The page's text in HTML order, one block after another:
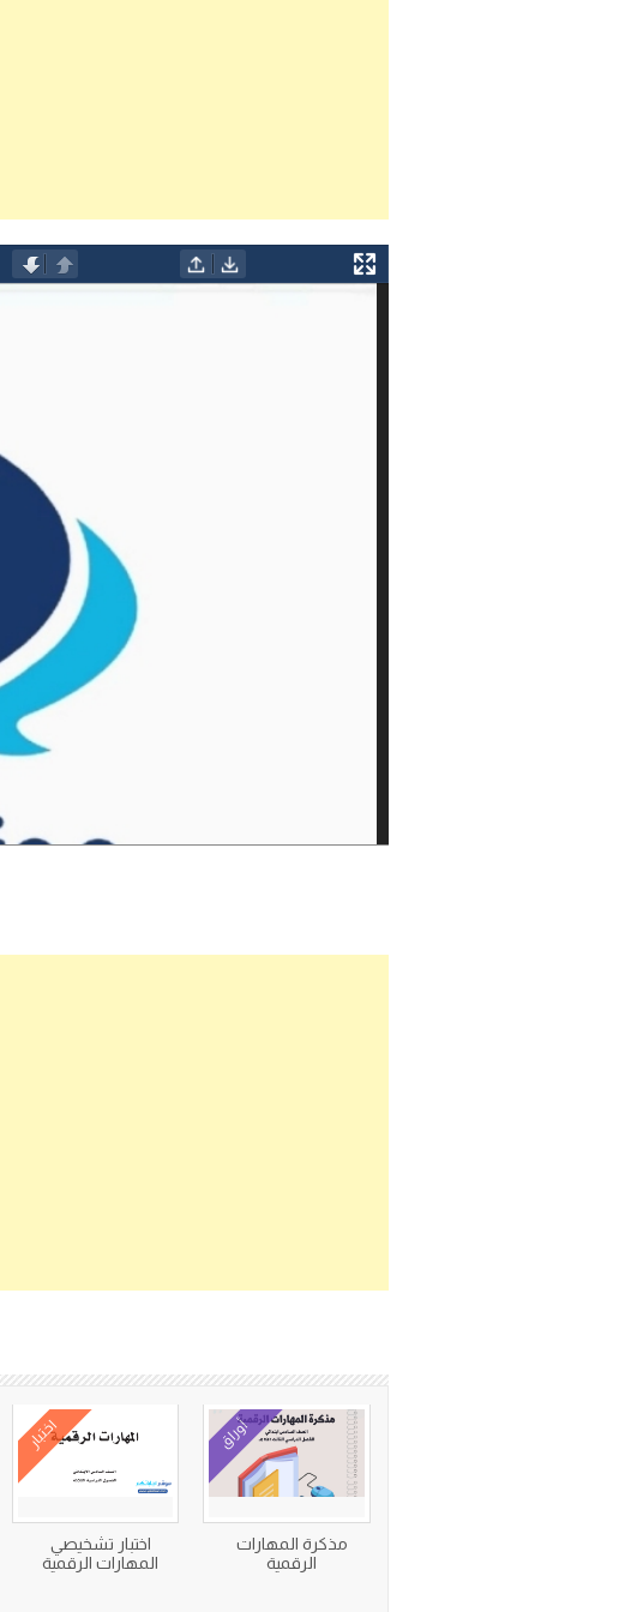
أوراق
مذكرة المهارات
الرقمية
اختبار
اختبار تشخيصي
المهارات الرقمية